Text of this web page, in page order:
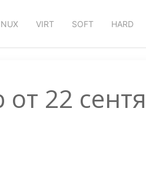
VIRT SOFT HARD
от 22